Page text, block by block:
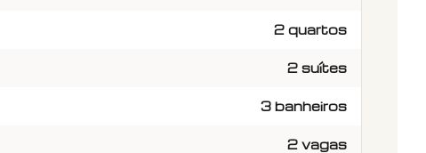
2 quartos
2 suítes
3 banheiros
2 vagas